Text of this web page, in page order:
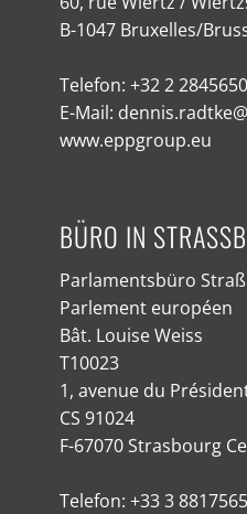
B-1047 Bruxelles/
Telefon: +32 2 2845650
E-Mail:
www.eppgroup.eu
BÜRO IN
Parlamentsbüro
Parlement européen
Bât. Louise Weiss
T10023
1, avenue du
CS 91024
F-67070 Strasbourg
Telefon: +33 3